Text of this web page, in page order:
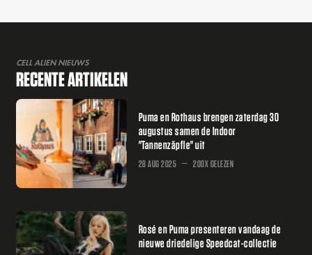
CELL ALIEN NIEUWS
RECENTE ARTIKELEN
Puma en Rothaus brengen zaterdag 30
augustus samen de Indoor
"Tannenzäpfle" uit
28 AUG 2025 200X GELEZEN
Rosé en Puma presenteren vandaag de
nieuwe driedelige Speedcat-collectie